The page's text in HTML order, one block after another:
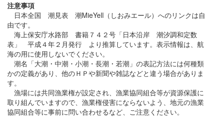
注意事項
日本全国 潮見表 潮MieYell（しおみエール）へのリンクは自
由です。
海上保安庁水路部 書籍７４２号「日本沿岸 潮汐調和定数
表」 平成４年２月発行 より推算しています。表示情報は、航
海の用に使用しないでください。
潮名「大潮・中潮・小潮・長潮・若潮」の表記方法には何種類
かの定義があり、他のＨＰや新聞や雑誌などと違う場合がありま
す。
漁場には共同漁業権が設定され、漁業協同組合等が資源保護に
取り組んでいますので、漁業権侵害にならないよう、地元の漁業
協同組合等に事前に問い合わせるなど、ご注意ください。